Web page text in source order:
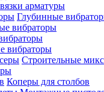
арматуры
Глубинные
вибраторы
вибраторы
Строительные
Коперы для столбов